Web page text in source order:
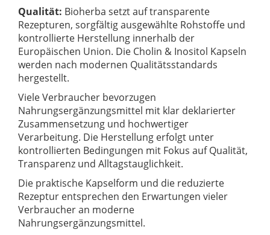
Qualität: Bioherba setzt auf transparente
Rezepturen, sorgfältig ausgewählte Rohstoffe und
kontrollierte Herstellung innerhalb der
Europäischen Union. Die Cholin & Inositol Kapseln
werden nach modernen Qualitätsstandards
hergestellt.
Viele Verbraucher bevorzugen
Nahrungsergänzungsmittel mit klar deklarierter
Zusammensetzung und hochwertiger
Verarbeitung. Die Herstellung erfolgt unter
kontrollierten Bedingungen mit Fokus auf Qualität,
Transparenz und Alltagstauglichkeit.
Die praktische Kapselform und die reduzierte
Rezeptur entsprechen den Erwartungen vieler
Verbraucher an moderne
Nahrungsergänzungsmittel.